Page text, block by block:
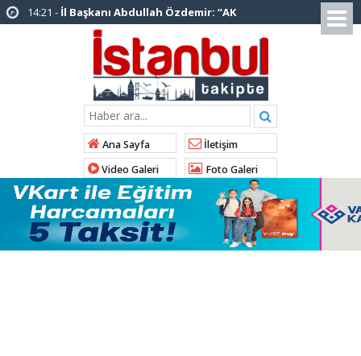
14:20 - Şadi Yazıcı, “Silivri’den alınan talimatla
hakkımda karalama kampanyası yürütülüyor”
AK Parti’ye katılan ilçe belediye
başkanlarından İl Başkanı Özdemir’e ziyaret
Tuzla Belediye Başkanı Eren Ali
Bingöl’den İBB’ye tepki
İstanbul Emniyet Müdürlüğünden
“Gök Kubbe’de, Mavi Vatan’da, Şanlı Topraklarda:
İstanbul Emniyeti Her Yerde” paylaşımı
19:26 -Çekmeköy Belediye Başkanı Orhan
Çerkez AK Parti’ye katıldı
Ana Sayfa
İletişim
Video Galeri
Foto Galeri